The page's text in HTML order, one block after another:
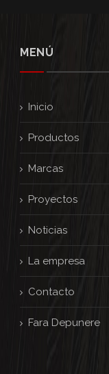
MENÚ
Inicio
Productos
Marcas
Proyectos
Noticias
La empresa
Contacto
Fara Depunere